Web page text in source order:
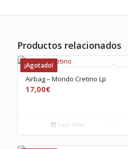
Productos relacionados
¡Agotado!
Airbag – Mondo Cretino Lp
17,00€
Leer más